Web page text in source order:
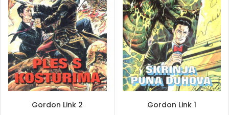
Gordon Link 2 Gordon Link 1